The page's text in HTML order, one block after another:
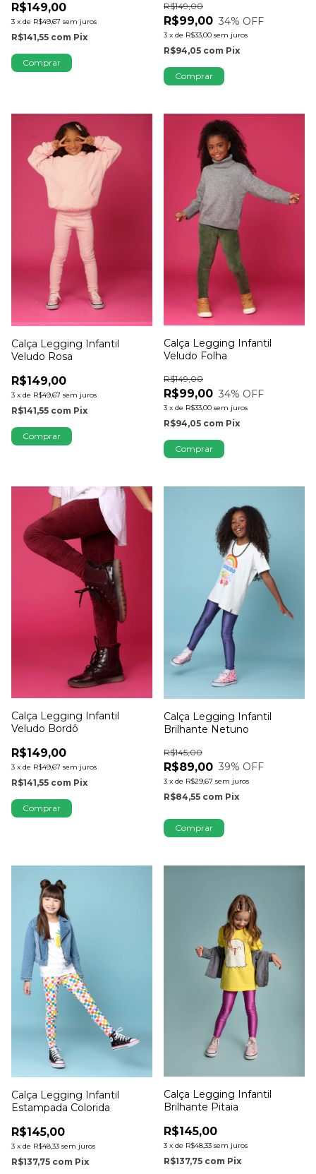
R$149,00
3 x de R$49,67 sem juros
R$141,55 com Pix
Comprar
R$99,00
R$149,00
34% OFF
3 x de R$33,00 sem juros
R$94,05 com Pix
Comprar
Calça Legging Infantil
Veludo Rosa
R$149,00
3 x de R$49,67 sem juros
R$141,55 com Pix
Comprar
Calça Legging Infantil
Veludo Folha
R$99,00
R$149,00
34% OFF
3 x de R$33,00 sem juros
R$94,05 com Pix
Comprar
Calça Legging Infantil
Veludo Bordô
R$149,00
3 x de R$49,67 sem juros
R$141,55 com Pix
Comprar
Calça Legging Infantil
Brilhante Netuno
R$89,00
R$145,00
39% OFF
3 x de R$29,67 sem juros
R$84,55 com Pix
Comprar
Calça Legging Infantil
Estampada Colorida
R$145,00
3 x de R$48,33 sem juros
R$137,75 com Pix
Calça Legging Infantil
Brilhante Pitaia
R$145,00
3 x de R$48,33 sem juros
R$137,75 com Pix